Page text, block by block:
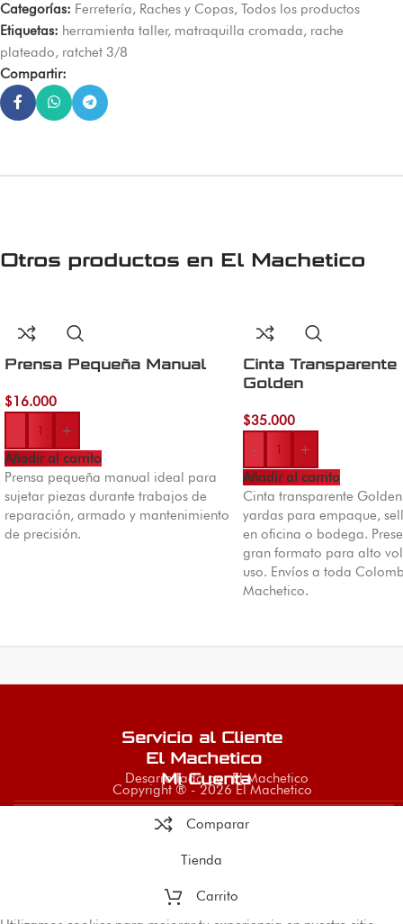
Categorías: Ferretería, Raches y Copas, Todos los productos
Etiquetas: herramienta taller, matraquilla cromada, rache
plateado, ratchet 3/8
Compartir:
Otros productos en El Machetico
Prensa Pequeña Manual
$16.000
-
+
Añadir al carrito
Prensa pequeña manual ideal para
sujetar piezas durante trabajos de
reparación, armado y mantenimiento
de precisión.
Cinta
Golden
$35.000
-
+
Añadir al carrito
Cinta transparente
yardas para empaque,
en oficina o bodega.
gran formato para alto
uso. Envíos a toda
Machetico.
Servicio al Cliente
El Machetico
Mi Cuenta
Desarrollado por El Machetico
Copyright ® - 2026 El Machetico
Comparar
Tienda
Carrito